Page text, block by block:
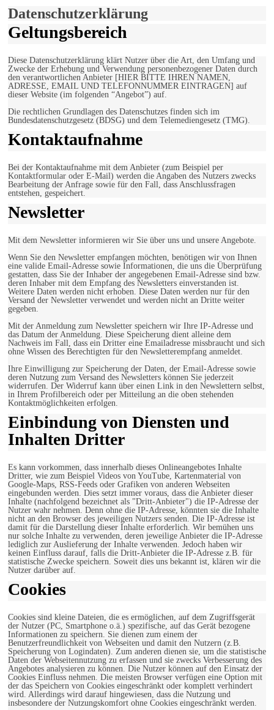
Datenschutzerklärung
Geltungsbereich
Diese Datenschutzerklärung klärt Nutzer über die Art, den Umfang und
Zwecke der Erhebung und Verwendung personenbezogener Daten durch
den verantwortlichen Anbieter [HIER BITTE IHREN NAMEN,
ADRESSE, EMAIL UND TELEFONNUMMER EINTRAGEN] auf
dieser Website (im folgenden “Angebot”) auf.
Die rechtlichen Grundlagen des Datenschutzes finden sich im
Bundesdatenschutzgesetz (BDSG) und dem Telemediengesetz (TMG).
Kontaktaufnahme
Bei der Kontaktaufnahme mit dem Anbieter (zum Beispiel per
Kontaktformular oder E-Mail) werden die Angaben des Nutzers zwecks
Bearbeitung der Anfrage sowie für den Fall, dass Anschlussfragen
entstehen, gespeichert.
Newsletter
Mit dem Newsletter informieren wir Sie über uns und unsere Angebote.
Wenn Sie den Newsletter empfangen möchten, benötigen wir von Ihnen
eine valide Email-Adresse sowie Informationen, die uns die Überprüfung
gestatten, dass Sie der Inhaber der angegebenen Email-Adresse sind bzw.
deren Inhaber mit dem Empfang des Newsletters einverstanden ist.
Weitere Daten werden nicht erhoben. Diese Daten werden nur für den
Versand der Newsletter verwendet und werden nicht an Dritte weiter
gegeben.
Mit der Anmeldung zum Newsletter speichern wir Ihre IP-Adresse und
das Datum der Anmeldung. Diese Speicherung dient alleine dem
Nachweis im Fall, dass ein Dritter eine Emailadresse missbraucht und sich
ohne Wissen des Berechtigten für den Newsletterempfang anmeldet.
Ihre Einwilligung zur Speicherung der Daten, der Email-Adresse sowie
deren Nutzung zum Versand des Newsletters können Sie jederzeit
widerrufen. Der Widerruf kann über einen Link in den Newslettern selbst,
in Ihrem Profilbereich oder per Mitteilung an die oben stehenden
Kontaktmöglichkeiten erfolgen.
Einbindung von Diensten und
Inhalten Dritter
Es kann vorkommen, dass innerhalb dieses Onlineangebotes Inhalte
Dritter, wie zum Beispiel Videos von YouTube, Kartenmaterial von
Google-Maps, RSS-Feeds oder Grafiken von anderen Webseiten
eingebunden werden. Dies setzt immer voraus, dass die Anbieter dieser
Inhalte (nachfolgend bezeichnet als "Dritt-Anbieter") die IP-Adresse der
Nutzer wahr nehmen. Denn ohne die IP-Adresse, könnten sie die Inhalte
nicht an den Browser des jeweiligen Nutzers senden. Die IP-Adresse ist
damit für die Darstellung dieser Inhalte erforderlich. Wir bemühen uns
nur solche Inhalte zu verwenden, deren jeweilige Anbieter die IP-Adresse
lediglich zur Auslieferung der Inhalte verwenden. Jedoch haben wir
keinen Einfluss darauf, falls die Dritt-Anbieter die IP-Adresse z.B. für
statistische Zwecke speichern. Soweit dies uns bekannt ist, klären wir die
Nutzer darüber auf.
Cookies
Cookies sind kleine Dateien, die es ermöglichen, auf dem Zugriffsgerät
der Nutzer (PC, Smartphone o.ä.) spezifische, auf das Gerät bezogene
Informationen zu speichern. Sie dienen zum einem der
Benutzerfreundlichkeit von Webseiten und damit den Nutzern (z.B.
Speicherung von Logindaten). Zum anderen dienen sie, um die statistische
Daten der Webseitennutzung zu erfassen und sie zwecks Verbesserung des
Angebotes analysieren zu können. Die Nutzer können auf den Einsatz der
Cookies Einfluss nehmen. Die meisten Browser verfügen eine Option mit
der das Speichern von Cookies eingeschränkt oder komplett verhindert
wird. Allerdings wird darauf hingewiesen, dass die Nutzung und
insbesondere der Nutzungskomfort ohne Cookies eingeschränkt werden.